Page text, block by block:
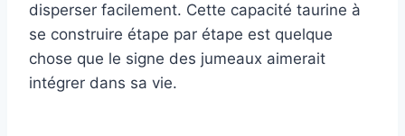
disperser facilement. Cette capacité taurine à
se construire étape par étape est quelque
chose que le signe des jumeaux aimerait
intégrer dans sa vie.